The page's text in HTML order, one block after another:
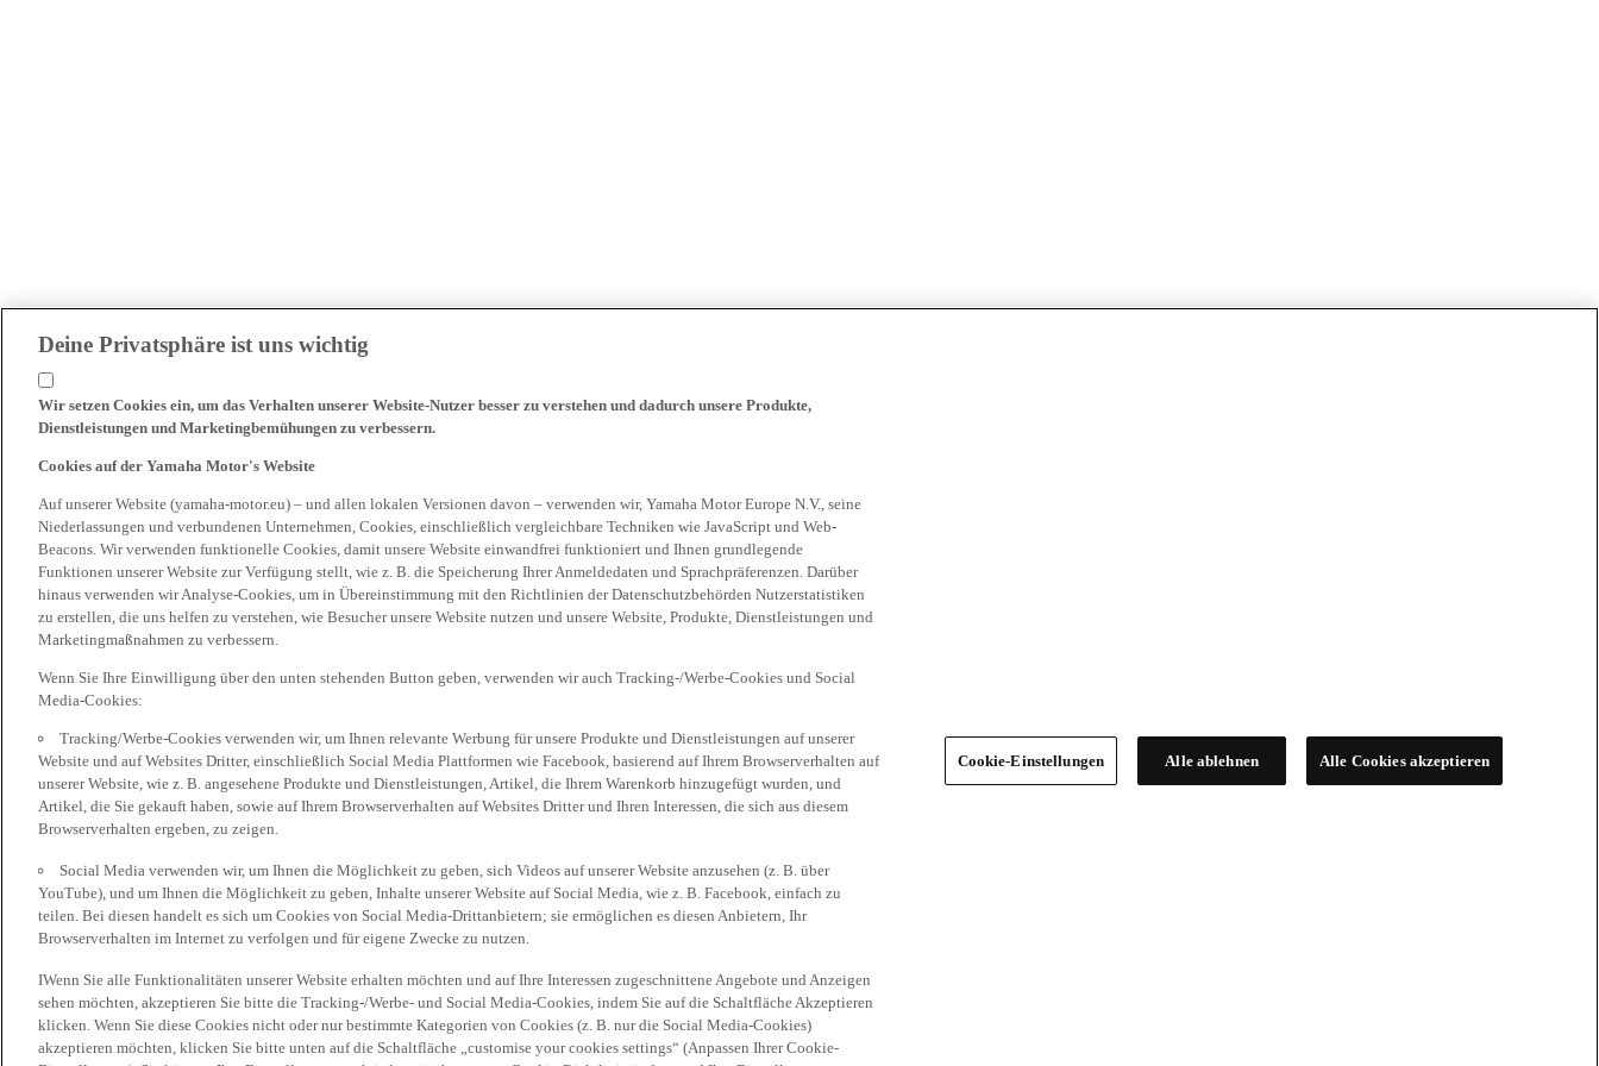
Deine Privatsphäre ist uns wichtig
Wir setzen Cookies ein, um das Verhalten unserer Website-Nutzer besser zu verstehen und dadurch unsere Produkte,
Dienstleistungen und Marketingbemühungen zu verbessern.
Cookies auf der Yamaha Motor's Website
Auf unserer Website (yamaha-motor.eu) – und allen lokalen Versionen davon – verwenden wir, Yamaha Motor Europe N.V., seine
Niederlassungen und verbundenen Unternehmen, Cookies, einschließlich vergleichbare Techniken wie JavaScript und Web-
Beacons. Wir verwenden funktionelle Cookies, damit unsere Website einwandfrei funktioniert und Ihnen grundlegende
Funktionen unserer Website zur Verfügung stellt, wie z. B. die Speicherung Ihrer Anmeldedaten und Sprachpräferenzen. Darüber
hinaus verwenden wir Analyse-Cookies, um in Übereinstimmung mit den Richtlinien der Datenschutzbehörden Nutzerstatistiken
zu erstellen, die uns helfen zu verstehen, wie Besucher unsere Website nutzen und unsere Website, Produkte, Dienstleistungen und
Marketingmaßnahmen zu verbessern.
Wenn Sie Ihre Einwilligung über den unten stehenden Button geben, verwenden wir auch Tracking-/Werbe-Cookies und Social
Media-Cookies:
Tracking/Werbe-Cookies verwenden wir, um Ihnen relevante Werbung für unsere Produkte und Dienstleistungen auf unserer
Website und auf Websites Dritter, einschließlich Social Media Plattformen wie Facebook, basierend auf Ihrem Browserverhalten auf
unserer Website, wie z. B. angesehene Produkte und Dienstleistungen, Artikel, die Ihrem Warenkorb hinzugefügt wurden, und
Artikel, die Sie gekauft haben, sowie auf Ihrem Browserverhalten auf Websites Dritter und Ihren Interessen, die sich aus diesem
Browserverhalten ergeben, zu zeigen.
Social Media verwenden wir, um Ihnen die Möglichkeit zu geben, sich Videos auf unserer Website anzusehen (z. B. über
YouTube), und um Ihnen die Möglichkeit zu geben, Inhalte unserer Website auf Social Media, wie z. B. Facebook, einfach zu
teilen. Bei diesen handelt es sich um Cookies von Social Media-Drittanbietern; sie ermöglichen es diesen Anbietern, Ihr
Browserverhalten im Internet zu verfolgen und für eigene Zwecke zu nutzen.
IWenn Sie alle Funktionalitäten unserer Website erhalten möchten und auf Ihre Interessen zugeschnittene Angebote und Anzeigen
sehen möchten, akzeptieren Sie bitte die Tracking-/Werbe- und Social Media-Cookies, indem Sie auf die Schaltfläche Akzeptieren
klicken. Wenn Sie diese Cookies nicht oder nur bestimmte Kategorien von Cookies (z. B. nur die Social Media-Cookies)
akzeptieren möchten, klicken Sie bitte unten auf die Schaltfläche „customise your cookies settings“ (Anpassen Ihrer Cookie-
Cookie-Einstellungen Alle ablehnen Alle Cookies akzeptieren